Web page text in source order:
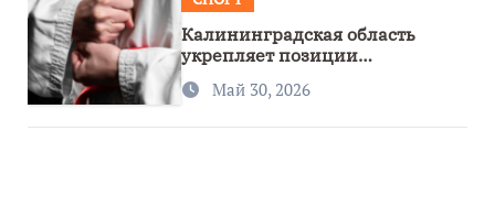
Калининградская область
укрепляет позиции
спортивного региона
Май 30, 2026